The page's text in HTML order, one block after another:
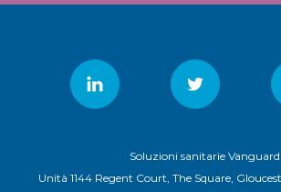
Soluzioni sanitarie Vanguard
Unità 1144 Regent Court, The Square,